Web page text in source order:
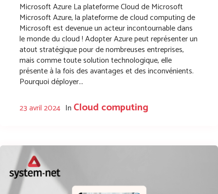
Microsoft Azure La plateforme Cloud de Microsoft
Microsoft Azure, la plateforme de cloud computing de
Microsoft est devenue un acteur incontournable dans
le monde du cloud ! Adopter Azure peut représenter un
atout stratégique pour de nombreuses entreprises,
mais comme toute solution technologique, elle
présente à la fois des avantages et des inconvénients.
Pourquoi déployer...
23 avril 2024 In Cloud computing